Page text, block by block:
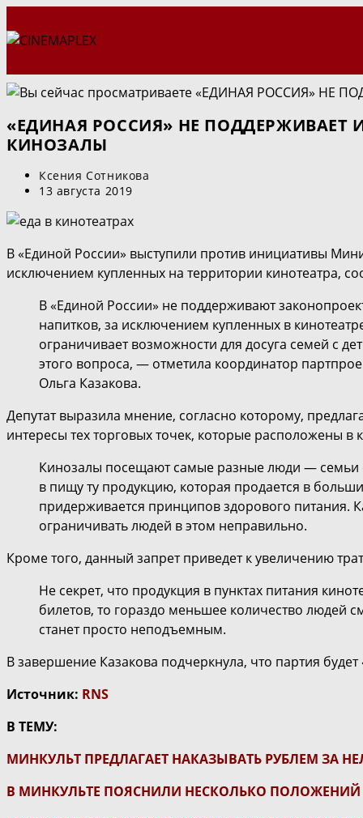
к
«ЕДИНАЯ РОССИЯ» НЕ
КИНОЗАЛЫ
Автор
записи:
Ксения Сотникова
Запись
13 августа 2019
В «Единой России» выступили против инициативы
исключением купленных на территории кинотеатра,
В «Единой России» не поддерживают
напитков, за исключением купленных в
ограничивает возможности для досуга семей с
этого вопроса, — отметила координатор
Ольга Казакова.
Депутат выразила мнение, согласно которому,
интересы тех торговых точек, которые расположены в
Кинозалы посещают самые разные люди — семьи
в пищу ту продукцию, которая продается в
придерживается принципов здорового питания.
ограничивать людей в этом неправильно.
Кроме того, данный запрет приведет к увеличению
Не секрет, что продукция в пунктах питания
билетов, то гораздо меньшее количество людей
станет просто неподъемным.
В завершение Казакова подчеркнула, что партия
Источник: RNS
В ТЕМУ:
МИНКУЛЬТ ПРЕДЛАГАЕТ НАКАЗЫВАТЬ РУБЛЕМ ЗА
В МИНКУЛЬТЕ ПОЯСНИЛИ НЕСКОЛЬКО